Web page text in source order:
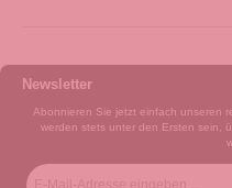
Newsletter
Abonnieren Sie jetzt einfach unseren
werden stets unter den Ersten sein,